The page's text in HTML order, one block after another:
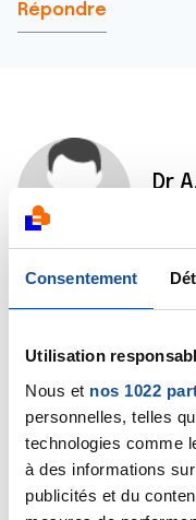
Consentement
Utilisation
Nous et nos 1022
personnelles, telles
technologies comme
à des informations
publicités et du
Répondre
Dr
Bonjour,
mère si votre père
Mais dans un
de vous faire aider
simple et le plus
comité